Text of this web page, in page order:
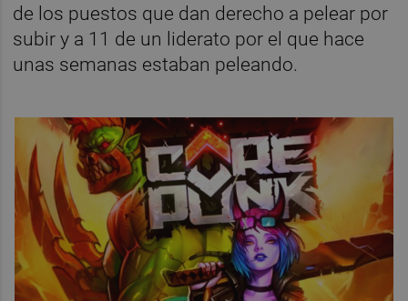
de los puestos que dan derecho a pelear por
subir y a 11 de un liderato por el que hace
unas semanas estaban peleando.